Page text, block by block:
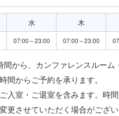
水
07:00～23:00
木
07:00～23:00
から、カンファレンスルー
間からご予約を承ります。
入室・ご退室を含みます。時
更させていただく場合がござ